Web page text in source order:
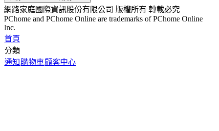
網路家庭國際資訊股份有限公司 版權所有 轉載必究
PChome and PChome Online are trademarks of PChome Online
Inc.
首頁
分類
通知 購物車顧客中心